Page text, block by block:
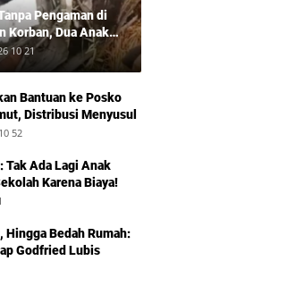
Pengaman di
Korban, Dua Anak
KA Putri Deli
10 21
Bantuan ke Posko
Distribusi Menyusul
52
Tak Ada Lagi Anak
Karena Biaya!
Hingga Bedah Rumah:
Godfried Lubis